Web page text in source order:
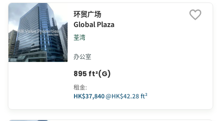
环贸广场
Global Plaza
荃湾
办公室
895 ft²(G)
租金:
HK$37,840@HK$42.28 ft²